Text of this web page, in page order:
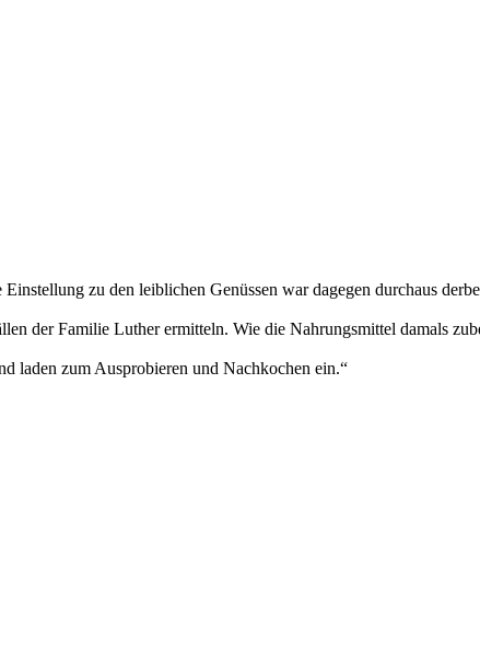
zu den leiblichen Genüssen war dagegen durchaus
der Familie Luther ermitteln. Wie die Nahrungsmittel damals
laden zum Ausprobieren und Nachkochen ein.“